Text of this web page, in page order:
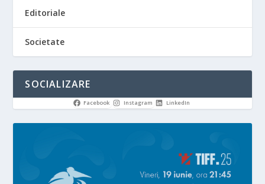
Editoriale
Societate
SOCIALIZARE
Facebook Instagram LinkedIn